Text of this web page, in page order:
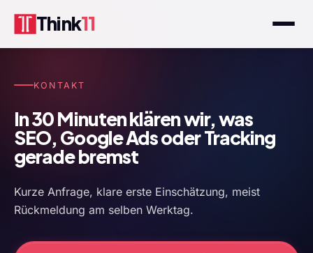
Think11
KONTAKT
In 30 Minuten klären wir, was
SEO, Google Ads oder Tracking
gerade bremst
Kurze Anfrage, klare erste Einschätzung, meist
Rückmeldung am selben Werktag.